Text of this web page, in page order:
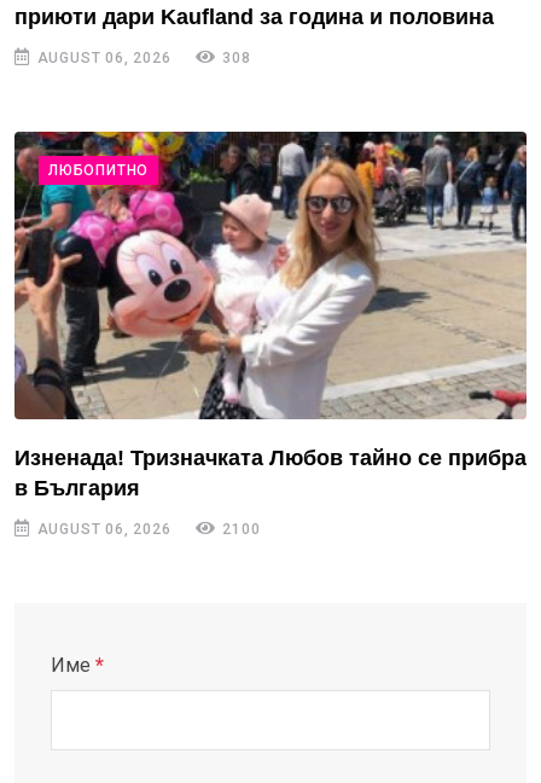
приюти дари Kaufland за година и половина
AUGUST 06, 2026 308
ЛЮБОПИТНО
Изненада! Тризначката Любов тайно се прибра
в България
AUGUST 06, 2026 2100
Име *